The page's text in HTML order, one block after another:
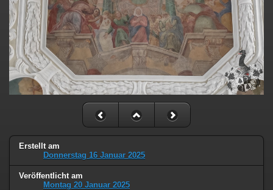
Erstellt am
Donnerstag 16 Januar 2025
Veröffentlicht am
Montag 20 Januar 2025